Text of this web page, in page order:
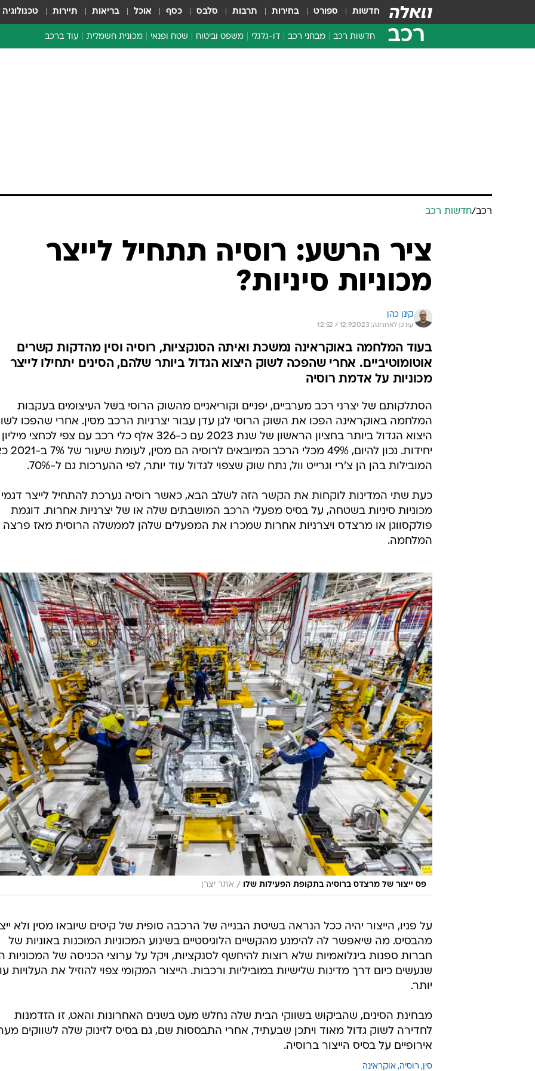
חדשות ספורט בחירות תרבות סלבס כסף אוכל בריאות תיירות טכנולוגיה
רכב חדשות רכב מבחני רכב דו-גלגלי משפט וביטוח שטח ופנאי מכונית חשמלית עוד ברכב
טכנולוגיה
ארכיון מדורים
כתבו לנו
רכב/חדשות רכב
ציר הרשע: רוסיה תתחיל לייצר
מכוניות סיניות?
קינן כהן
עודכן לאחרונה: 12.9.2023 / 12:52
בעוד המלחמה באוקראינה נמשכת ואיתה הסנקציות, רוסיה וסין מהדקות קשרים
אוטומוטיביים. אחרי שהפכה לשוק היצוא הגדול ביותר שלהם, הסינים יתחילו לייצר
מכוניות על אדמת רוסיה
הסתלקותם של יצרני רכב מערביים, יפניים וקוריאניים מהשוק הרוסי בשל העיצומים בעקבות
המלחמה באוקראינה הפכו את השוק הרוסי לגן עדן עבור יצרניות הרכב מסין. אחרי שהפכו
היצוא הגדול ביותר בחציון הראשון של שנת 2023 עם כ-326 אלף כלי רכב עם צפי לכחצי מיליון
יחידות. נכון
המובילות בהן הן צ'רי וגרייט וול, נתח שוק שצפוי לגדול עוד יותר, לפי ההערכות גם ל-70%.
כעת שתי המדינות לוקחות את הקשר הזה לשלב הבא, כאשר רוסיה נערכת להתחיל לייצר דגמי
מכוניות סיניות בשטחה, על בסיס מפעלי הרכב המושבתים שלה או של יצרניות אחרות. דוגמת
פולקסווגן או מרצדס ויצרניות אחרות שמכרו את המפעלים שלהן לממשלה הרוסית מאז פרצה
המלחמה.
פס ייצור של מרצדס ברוסיה בתקופת הפעילות שלו / אתר יצרן
על פניו, הייצור יהיה ככל הנראה בשיטת הבנייה של הרכבה סופית של קיטים שיובאו מסין ולא
מהבסיס. מה שיאפשר לה להימנע מהקשיים הלוגיסטיים בשינוע המכוניות המוכנות באוניות של
חברות ספנות בינלואמיות שלא רוצות להיחשף לסנקציות, ויקל על ערוצי הכניסה של המכוניות
שנעשים כיום דרך מדינות שלישיות במוביליות ורכבות. הייצור המקומי צפוי להוזיל את העלויות
יותר.
מבחינת הסינים, שהביקוש בשווקי הבית שלה נחלש מעט בשנים האחרונות והאט, זו הזדמנות
לחדירה לשוק גדול מאוד ויתכן שבעתיד, אחרי התבססות שם, גם בסיס לזינוק שלה לשווקים
אירופיים על בסיס הייצור ברוסיה.
סין רוסיה אוקראינה